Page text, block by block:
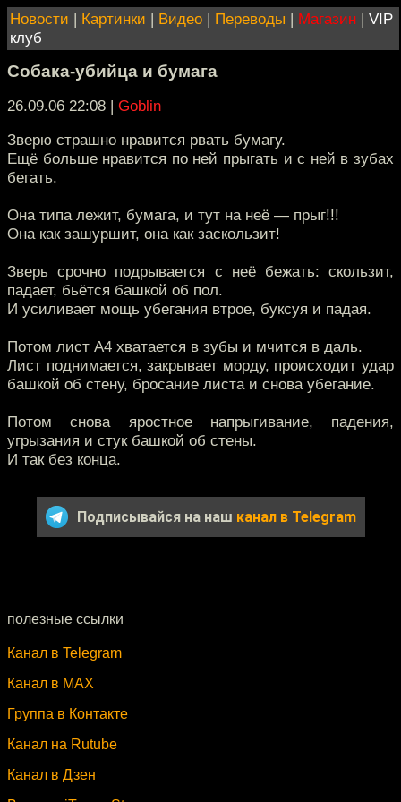
Новости | Картинки | Видео | Переводы | Магазин | VIP
клуб
Собака-убийца и бумага
26.09.06 22:08 | Goblin
Зверю страшно нравится рвать бумагу.
Ещё больше нравится по ней прыгать и с ней в зубах
бегать.
Она типа лежит, бумага, и тут на неё — прыг!!!
Она как зашуршит, она как заскользит!
Зверь срочно подрывается с неё бежать: скользит,
падает, бьётся башкой об пол.
И усиливает мощь убегания втрое, буксуя и падая.
Потом лист А4 хватается в зубы и мчится в даль.
Лист поднимается, закрывает морду, происходит удар
башкой об стену, бросание листа и снова убегание.
Потом снова яростное напрыгивание, падения,
угрызания и стук башкой об стены.
И так без конца.
Подписывайся на наш канал в Telegram
полезные ссылки
Канал в Telegram
Канал в MAX
Группа в Контакте
Канал на Rutube
Канал в Дзен